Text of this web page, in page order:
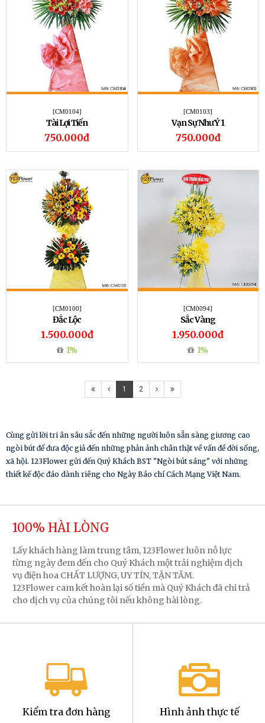
[CM0104]
Tài Lợi Tiến
750.000đ
[CM0103]
Vạn Sự Như Ý 1
750.000đ
[CM0100]
Đắc Lộc
1.500.000đ
1%
[CM0094]
Sắc Vàng
1.950.000đ
1%
1 2
Cùng gửi lời tri ân sâu sắc đến những người luôn sẵn sàng giương cao
ngòi bút để đưa độc giả đến những phản ảnh chân thật về vấn đề đời sống,
xã hội. 123Flower gửi đến Quý Khách BST "Ngòi bút sáng" với những
thiết kế độc đáo dành riêng cho Ngày Báo chí Cách Mạng Việt Nam.
100% HÀI LÒNG
Lấy khách hàng làm trung tâm, 123Flower luôn nỗ lực
từng ngày đem đến cho Quý Khách một trải nghiệm dịch
vụ điện hoa CHẤT LƯỢNG, UY TÍN, TẬN TÂM.
123Flower cam kết hoàn lại số tiền mà Quý Khách đã chi trả
cho dịch vụ của chúng tôi nếu không hài lòng.
Kiểm tra đơn hàng Hình ảnh thực tế